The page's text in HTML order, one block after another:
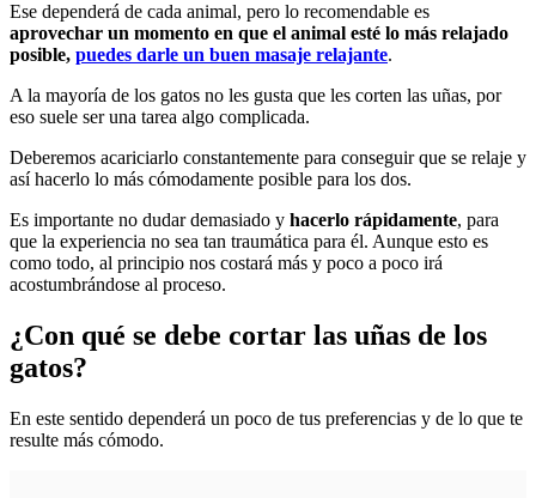
Ese dependerá de cada animal, pero lo recomendable es
aprovechar un momento en que el animal esté lo más relajado
posible, puedes darle un buen masaje relajante.
A la mayoría de los gatos no les gusta que les corten las uñas, por
eso suele ser una tarea algo complicada.
Deberemos acariciarlo constantemente para conseguir que se relaje y
así hacerlo lo más cómodamente posible para los dos.
Es importante no dudar demasiado y hacerlo rápidamente, para
que la experiencia no sea tan traumática para él. Aunque esto es
como todo, al principio nos costará más y poco a poco irá
acostumbrándose al proceso.
¿Con qué se debe cortar las uñas de los
gatos?
En este sentido dependerá un poco de tus preferencias y de lo que te
resulte más cómodo.